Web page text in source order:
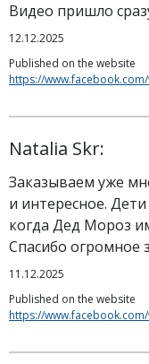
Видео пришло
12.12.2025
Published on the website
https://
Natalia Skr:
Заказываем уже
и интересное.
когда Дед Мороз
Спасибо огромное
11.12.2025
Published on the website
https://